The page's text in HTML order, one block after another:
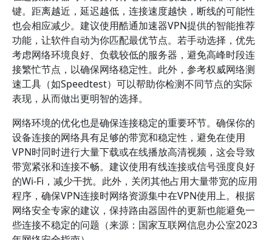
键。距离越近，延迟越低，连接速度越快，断线的可能性
也会相应减少。建议使用酷通加速器VPN提供的智能推荐
功能，让软件自动为你匹配最优节点。若手动选择，优先
考虑网络环境良好、负载较低的服务器，避免高峰时段连
接繁忙节点，以确保网络稳定性。此外，参考权威网络测
速工具（如Speedtest）可以帮助你检测不同节点的实际
表现，从而做出更明智的选择。
网络环境的优化也是确保连接稳定的重要环节。确保你的
设备连接的网络具有足够的带宽和稳定性，避免在使用
VPN时同时进行大量下载或在线播放高清视频，这会导致
带宽紧张和连接不畅。建议使用有线连接或信号强度良好
的Wi-Fi，减少干扰。此外，关闭其他占用大量带宽的应用
程序，确保VPN连接时网络资源集中在VPN使用上。根据
网络安全专家的建议，保持路由器固件的更新也能避免一
些连接不稳定的问题（来源：国家互联网信息办公室2023